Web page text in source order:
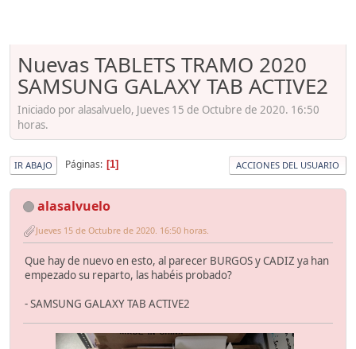
Nuevas TABLETS TRAMO 2020
SAMSUNG GALAXY TAB ACTIVE2
Iniciado por alasalvuelo, Jueves 15 de Octubre de 2020. 16:50
horas.
IR ABAJO Páginas 1 ACCIONES DEL USUARIO
alasalvuelo
Jueves 15 de Octubre de 2020. 16:50 horas.
Que hay de nuevo en esto, al parecer BURGOS y CADIZ ya han
empezado su reparto, las habéis probado?
- SAMSUNG GALAXY TAB ACTIVE2